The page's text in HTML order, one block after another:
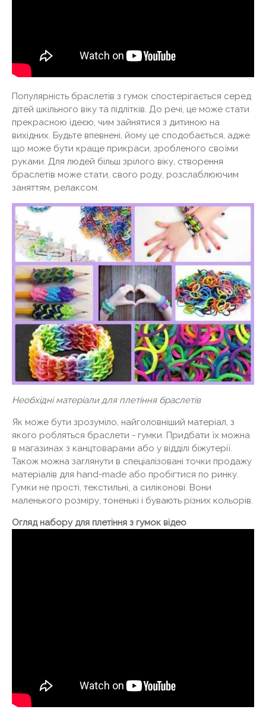
Популярність браслетів з гумок спостерігається серед
дітей шкільного віку та підлітків. До речі, це може стати
прекрасною ідеєю, чим зайнятися з дитиною на
вихідних. Будьте впевнені, йому це сподобається, адже
що може бути краще прикраси, зробленого своїми
руками. Для людей більш зрілого віку, створення
браслетів може стати, свого роду, розслаблюючим
заняттям, релаксом.
Необхідні матеріали для плетіння браслетів
Як може бути зрозуміло, найголовніший матеріал, з
якого робляться браслети - гумки. Придбати їх можна
в магазинах з канцтоварами або у відділі біжутерії.
Також можна заглянути в спеціалізовані точки продажу
матеріалів для hand-made або пробігтися по ринку.
Гумки не прості, текстильні, а силіконові. Вони
маленького розміру, тоненькі і бувають різних кольорів.
Огляд набору для плетіння з гумок відео